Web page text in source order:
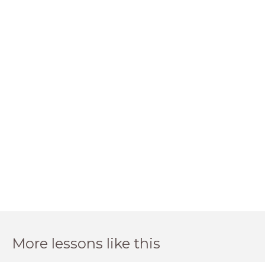
More lessons like this